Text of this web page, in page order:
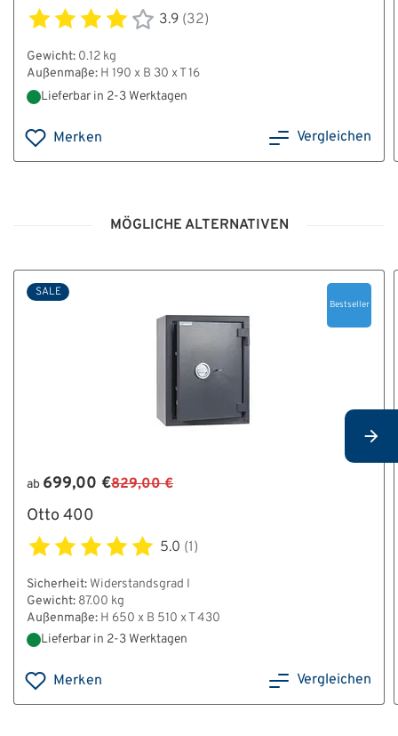
3.9 (32)
Gewicht: 0.12 kg
Außenmaße: H 190 x B 30 x T 16
Lieferbar in 2-3 Werktagen
Merken Vergleichen
MÖGLICHE ALTERNATIVEN
SALE
Bestseller
ab 699,00 €829,00 €
Otto 400
5.0 (1)
Sicherheit: Widerstandsgrad I
Gewicht: 87.00 kg
Außenmaße: H 650 x B 510 x T 430
Lieferbar in 2-3 Werktagen
Merken Vergleichen